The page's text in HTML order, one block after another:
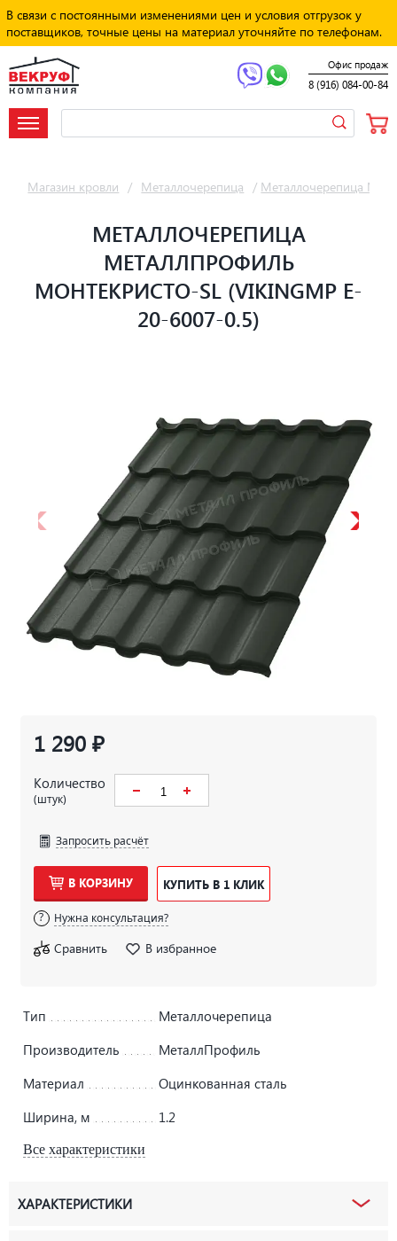
В связи с постоянными изменениями цен и условия отгрузок у
поставщиков, точные цены на материал уточняйте по телефонам.
Офис продаж
8 (916) 084-00-84
Магазин кровли / Металлочерепица / Металлочерепица
МЕТАЛЛОЧЕРЕПИЦА
МЕТАЛЛПРОФИЛЬ
МОНТЕКРИСТО-SL (VIKINGMP E-
20-6007-0.5)
1 290 ₽
Количество
(штук)
Запросить расчёт
В КОРЗИНУ КУПИТЬ В 1 КЛИК
Нужна консультация?
Сравнить В избранное
Тип
Металлочерепица
Производитель
МеталлПрофиль
Материал
Оцинкованная сталь
Ширина, м
1.2
Все характеристики
ХАРАКТЕРИСТИКИ